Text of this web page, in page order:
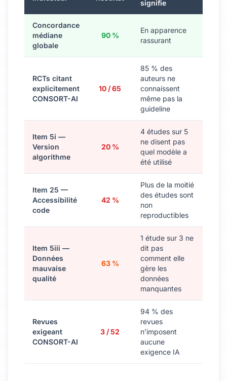
signifie
Concordance
médiane
globale
90 %
En apparence
rassurant
RCTs citant
explicitement
CONSORT-AI
10 / 65
85 % des
auteurs ne
connaissent
même pas la
guideline
Item 5i —
Version
algorithme
20 %
4 études sur 5
ne disent pas
quel modèle a
été utilisé
Item 25 —
Accessibilité
code
42 %
Plus de la moitié
des études sont
non
reproductibles
Item 5iii —
Données
mauvaise
qualité
63 %
1 étude sur 3 ne
dit pas
comment elle
gère les
données
manquantes
Revues
exigeant
CONSORT-AI
3 / 52
94 % des
revues
n’imposent
aucune
exigence IA